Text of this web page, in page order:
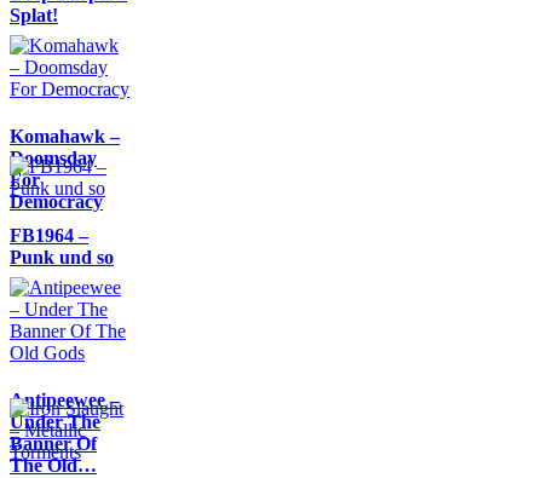
Splat!
Komahawk –
Doomsday
For
Democracy
FB1964 –
Punk und so
Antipeewee –
Under The
Banner Of
The Old…